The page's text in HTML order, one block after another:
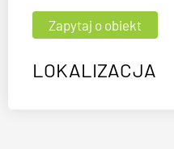
LOKALIZACJA